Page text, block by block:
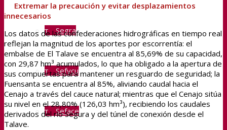
Segra
Sefycu
Seface
Extremar la precaución y evitar desplazamientos
innecesarios
Los datos de las confederaciones hidrográficas en tiempo real
reflejan la magnitud de los aportes por escorrentía: el
embalse de El Talave se encuentra al 85,69% de su capacidad,
con 29,87 hm³ acumulados, lo que ha obligado a la apertura de
sus compuertas para mantener un resguardo de seguridad; la
Fuensanta se encuentra al 85%, aliviando caudal hacia el
Cenajo a través del cauce natural; mientras que el Cenajo sitúa
su nivel en el 28,80% (126,03 hm³), recibiendo los caudales
derivados del río Segura y del túnel de conexión desde el
Talave.